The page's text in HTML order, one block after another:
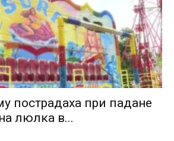
пострадаха при падане
люлка в...